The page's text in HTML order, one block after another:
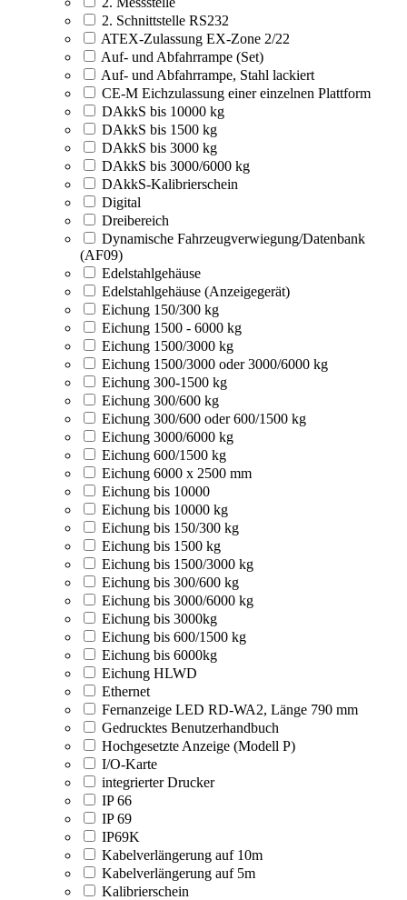
2. Schnittstelle RS232
ATEX-Zulassung EX-Zone 2/22
Auf- und Abfahrrampe (Set)
Auf- und Abfahrrampe, Stahl lackiert
CE-M Eichzulassung einer einzelnen Plattform
DAkkS bis 10000 kg
DAkkS bis 1500 kg
DAkkS bis 3000 kg
DAkkS bis 3000/6000 kg
DAkkS-Kalibrierschein
Digital
Dreibereich
Dynamische Fahrzeugverwiegung/Datenbank
(AF09)
Edelstahlgehäuse
Edelstahlgehäuse (Anzeigegerät)
Eichung 150/300 kg
Eichung 1500 - 6000 kg
Eichung 1500/3000 kg
Eichung 1500/3000 oder 3000/6000 kg
Eichung 300-1500 kg
Eichung 300/600 kg
Eichung 300/600 oder 600/1500 kg
Eichung 3000/6000 kg
Eichung 600/1500 kg
Eichung 6000 x 2500 mm
Eichung bis 10000
Eichung bis 10000 kg
Eichung bis 150/300 kg
Eichung bis 1500 kg
Eichung bis 1500/3000 kg
Eichung bis 300/600 kg
Eichung bis 3000/6000 kg
Eichung bis 3000kg
Eichung bis 600/1500 kg
Eichung bis 6000kg
Eichung HLWD
Ethernet
Fernanzeige LED RD-WA2, Länge 790 mm
Gedrucktes Benutzerhandbuch
Hochgesetzte Anzeige (Modell P)
I/O-Karte
integrierter Drucker
IP 66
IP 69
IP69K
Kabelverlängerung auf 10m
Kabelverlängerung auf 5m
Kalibrierschein